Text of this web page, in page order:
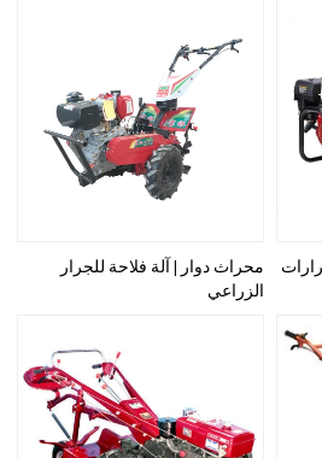
محراث دوار | آلة فلاحة للجرار
الزراعي